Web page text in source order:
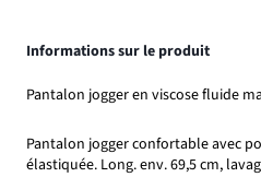
Informations sur le produit
Pantalon jogger en viscose fluide
Pantalon jogger confortable avec
élastiquée. Long. env. 69,5 cm,